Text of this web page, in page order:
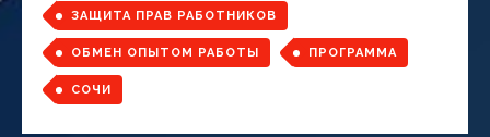
ЗАЩИТА ПРАВ РАБОТНИКОВ
ОБМЕН ОПЫТОМ РАБОТЫ ПРОГРАММА
СОЧИ